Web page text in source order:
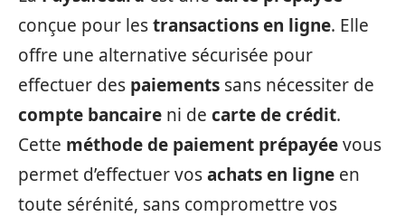
conçue pour lestransactions en ligne. Elle
offre une alternative sécurisée pour
effectuer des paiements sans nécessiter de
compte bancaire ni de carte de crédit.
Cette méthode de paiement prépayéevous
permet d’effectuer vosachats en ligne en
toute sérénité, sans compromettre vos